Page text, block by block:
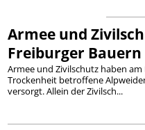
Armee und
Freiburger Bauern
Armee und Zivilschutz haben
Trockenheit betroffene
versorgt. Allein der Zivilsch...